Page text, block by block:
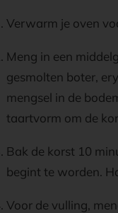
Verwarm je oven
Meng in een
gesmolten boter,
mengsel in de
taartvorm om de
Bak de korst 10
begint te worden.
Voor de vulling,